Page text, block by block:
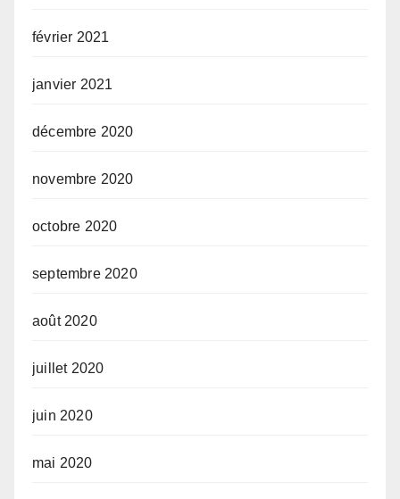
février 2021
janvier 2021
décembre 2020
novembre 2020
octobre 2020
septembre 2020
août 2020
juillet 2020
juin 2020
mai 2020